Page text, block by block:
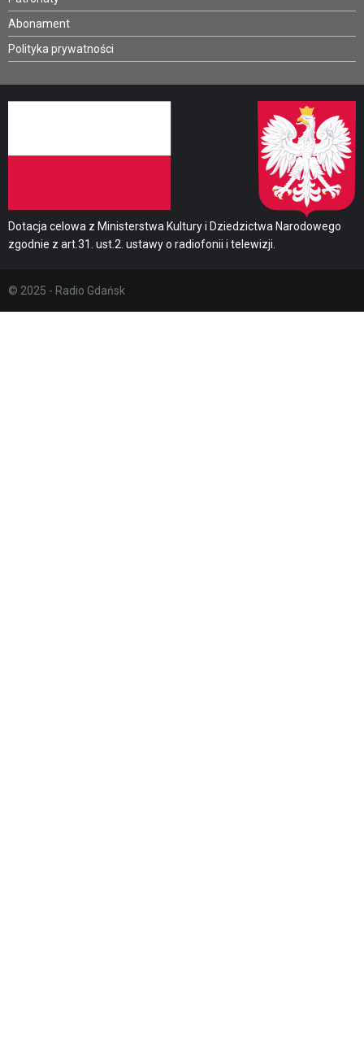
Abonament
Polityka prywatności
Dotacja celowa z Ministerstwa Kultury i Dziedzictwa Narodowego
zgodnie z art.31. ust.2. ustawy o radiofonii i telewizji.
© 2025 - Radio Gdańsk